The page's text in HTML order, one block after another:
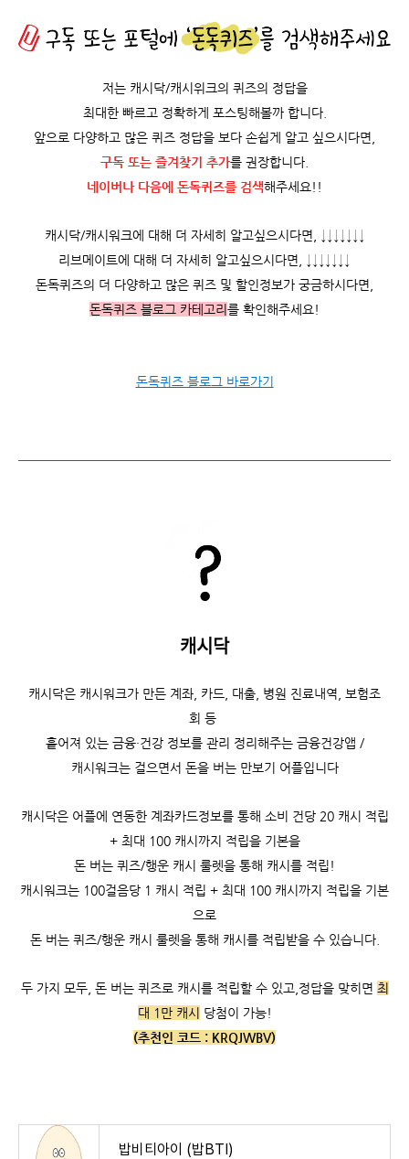
저는 캐시닥/캐시위크의 퀴즈의 정답을
최대한 빠르고 정확하게 포스팅해볼까 합니다.
앞으로 다양하고 많은 퀴즈 정답을 보다 손쉽게 알고 싶으시다면,
구독 또는 즐겨찾기 추가를 권장합니다.
네이버나 다음에 돈독퀴즈를 검색해주세요!!
캐시닥/캐시워크에 대해 더 자세히 알고싶으시다면, ↓↓↓↓↓↓↓
리브메이트에 대해 더 자세히 알고싶으시다면, ↓↓↓↓↓↓↓
돈독퀴즈의 더 다양하고 많은 퀴즈 및 할인정보가 궁금하시다면,
돈독퀴즈 블로그 카테고리를 확인해주세요!
돈독퀴즈 블로그 바로가기
캐시닥
캐시닥은 캐시워크가 만든 계좌, 카드, 대출, 병원 진료내역, 보험조
회 등
흩어져 있는 금융·건강 정보를 관리 정리해주는 금융건강앱 /
캐시워크는 걸으면서 돈을 버는 만보기 어플입니다
캐시닥은 어플에 연동한 계좌카드정보를 통해 소비 건당 20 캐시 적립
+ 최대 100 캐시까지 적립을 기본을
돈 버는 퀴즈/행운 캐시 룰렛을 통해 캐시를 적립!
캐시워크는 100걸음당 1 캐시 적립 + 최대 100 캐시까지 적립을 기본
으로
돈 버는 퀴즈/행운 캐시 룰렛을 통해 캐시를 적립받을 수 있습니다.
두 가지 모두, 돈 버는 퀴즈로 캐시를 적립할 수 있고, 정답을 맞히면 최
대 1만 캐시
당첨이 가능!
(추천인 코드 : KRQJWBV)
밥비티아이 (밥BTI)